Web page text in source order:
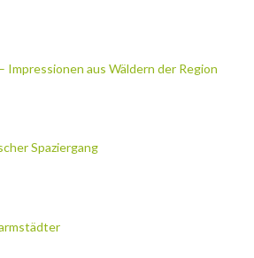
Impressionen aus Wäldern der Region
Spaziergang